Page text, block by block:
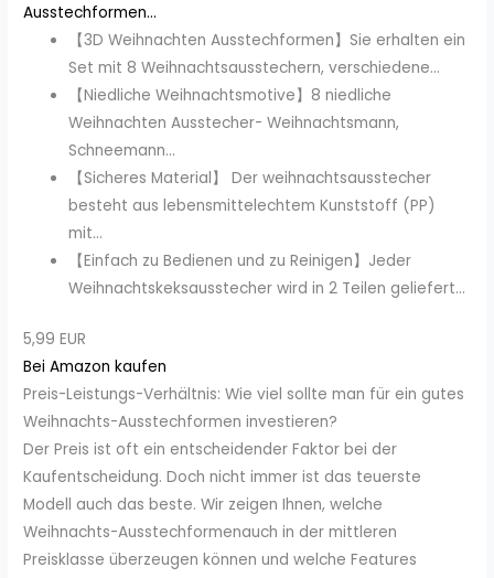
Ausstechformen...
【3D Weihnachten Ausstechformen】Sie erhalten ein
Set mit 8 Weihnachtsausstechern, verschiedene...
【Niedliche Weihnachtsmotive】8 niedliche
Weihnachten Ausstecher- Weihnachtsmann,
Schneemann...
【Sicheres Material】 Der weihnachtsausstecher
besteht aus lebensmittelechtem Kunststoff (PP)
mit...
【Einfach zu Bedienen und zu Reinigen】Jeder
Weihnachtskeksausstecher wird in 2 Teilen geliefert...
5,99 EUR
Bei Amazon kaufen
Preis-Leistungs-Verhältnis: Wie viel sollte man für ein gutes
Weihnachts-Ausstechformen investieren?
Der Preis ist oft ein entscheidender Faktor bei der
Kaufentscheidung. Doch nicht immer ist das teuerste
Modell auch das beste. Wir zeigen Ihnen, welche
Weihnachts-Ausstechformenauch in der mittleren
Preisklasse überzeugen können und welche Features